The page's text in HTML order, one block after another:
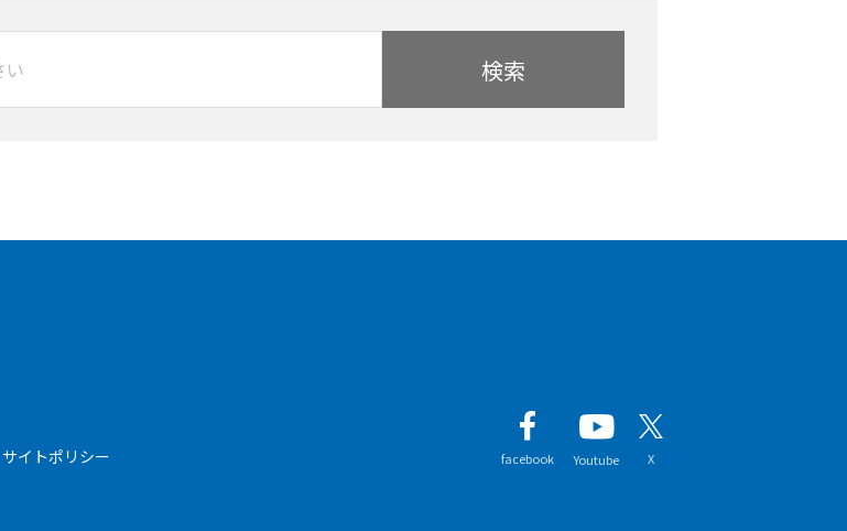
検索
サイトポリシー facebook Youtube X